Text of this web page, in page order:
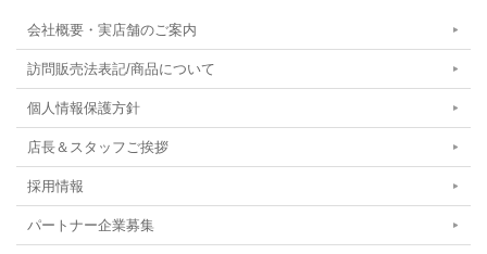
会社概要・実店舗のご案内
訪問販売法表記/商品について
個人情報保護方針
店長＆スタッフご挨拶
採用情報
パートナー企業募集